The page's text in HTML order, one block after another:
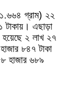
গ্রাম) ২২
টাকায়। এছাড়া
হয়েছে ২ লাখ ২৭
৮৪৭ টাকা
হাজার ৬৮৯